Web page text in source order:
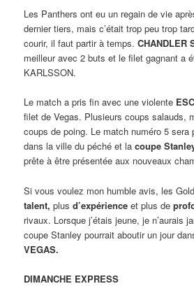
Les Panthers ont eu un regain de vie
dernier tiers, mais c’était trop peu trop
courir, il faut partir à temps.CHANDLER
meilleur avec 2 buts et le filet gagnant a
KARLSSON.
Le match a pris fin avec une violente
filet de Vegas. Plusieurs coups salauds,
coups de poing. Le match numéro 5 sera
dans la ville du péché et lacoupe
prête à être présentée aux nouveaux
Si vous voulez mon humble avis, les
talent, plusd’expérience et plus de
rivaux. Lorsque j’étais jeune, je n’aurais
coupe Stanley pourrait aboutir un jour
VEGAS.
DIMANCHE EXPRESS